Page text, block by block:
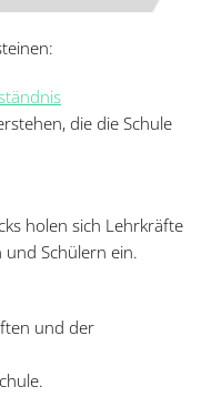
die die Schule
holen sich Lehrkräfte
und Schülern ein.
und der